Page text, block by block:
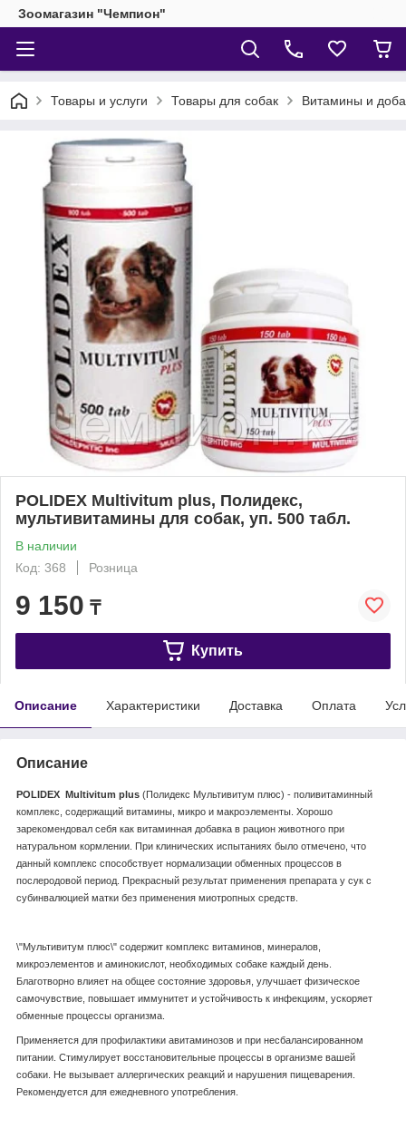
Зоомагазин "Чемпион"
Товары и услуги Товары для собак Витамины и
POLIDEX Multivitum plus, Полидекс,
мультивитамины для собак, уп. 500 табл.
В наличии
Код: 368
Розница
9 150 ₸
Купить
Описание Характеристики Доставка Оплата
Описание
POLIDEX Multivitum plus (Полидекс Мультивитум плюс) - поливитаминный
комплекс, содержащий витамины, микро и макроэлементы. Хорошо
зарекомендовал себя как витаминная добавка в рацион животного при
натуральном кормлении. При клинических испытаниях было отмечено, что
данный комплекс способствует нормализации обменных процессов в
послеродовой период. Прекрасный результат применения препарата у сук с
субинвалюцией матки без применения миотропных средств.
\"Мультивитум плюс\" содержит комплекс витаминов, минералов,
микроэлементов и аминокислот, необходимых собаке каждый день.
Благотворно влияет на общее состояние здоровья, улучшает физическое
самочувствие, повышает иммунитет и устойчивость к инфекциям, ускоряет
обменные процессы организма.
Применяется для профилактики авитаминозов и при несбалансированном
питании. Стимулирует восстановительные процессы в организме вашей
собаки. Не вызывает аллергических реакций и нарушения пищеварения.
Рекомендуется для ежедневного употребления.